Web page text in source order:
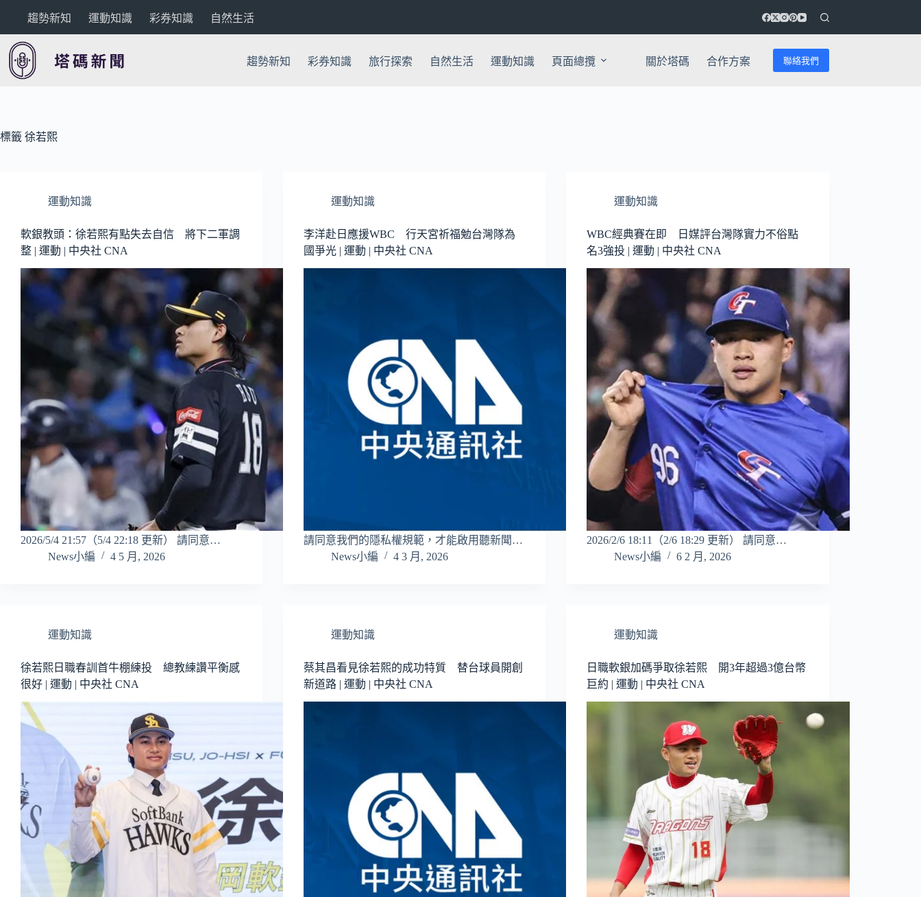
要
內
趨勢新知 運動知識 彩券知識 自然生活
趨勢新知 彩券知識 旅行探索 自然生活 運動知識 頁面總攬 關於塔碼 合作方案 聯絡我們
標籤 徐若熙
運動知識
軟銀教頭：徐若熙有點失去自信 將下二軍調
整 | 運動 | 中央社 CNA
2026/5/4 21:57（5/4 22:18 更新） 請同意…
News小編
4 5 月, 2026
運動知識
李洋赴日應援WBC 行天宮祈福勉台灣隊為
國爭光 | 運動 | 中央社 CNA
請同意我們的隱私權規範，才能啟用聽新聞…
News小編
4 3 月, 2026
運動知識
WBC經典賽在即 日媒評台灣隊實力不俗點
名3強投 | 運動 | 中央社 CNA
2026/2/6 18:11（2/6 18:29 更新） 請同意…
News小編
6 2 月, 2026
運動知識
徐若熙日職春訓首牛棚練投 總教練讚平衡感
很好 | 運動 | 中央社 CNA
運動知識
蔡其昌看見徐若熙的成功特質 替台球員開創
新道路 | 運動 | 中央社 CNA
運動知識
日職軟銀加碼爭取徐若熙 開3年超過3億台幣
巨約 | 運動 | 中央社 CNA